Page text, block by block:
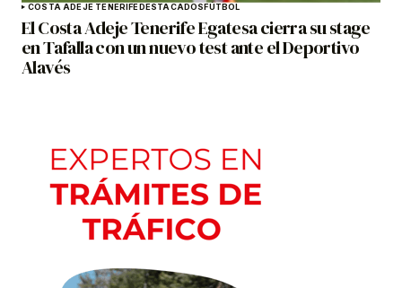
COSTA ADEJE TENERIFEDESTACADOSFÚTBOL
El Costa Adeje Tenerife Egatesa cierra su stage
en Tafalla con un nuevo test ante el Deportivo
Alavés